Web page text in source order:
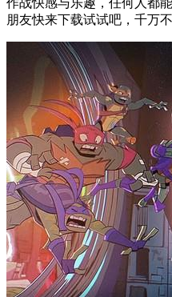
朋友快来下载试试吧，千万不